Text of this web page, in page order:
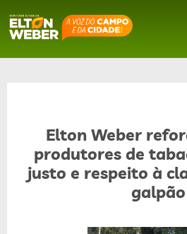
Elton Weber
produtores de
justo e respeito à
galpão